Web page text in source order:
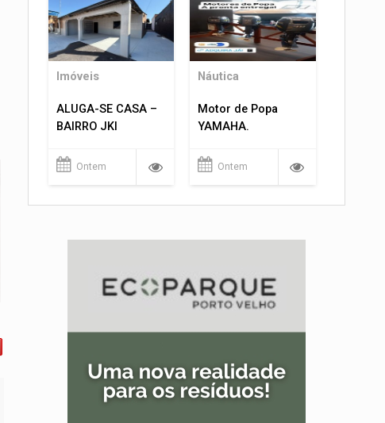
Imóveis
ALUGA-SE CASA –
BAIRRO JKI
Ontem
Náutica
Motor de Popa
YAMAHA.
Ontem